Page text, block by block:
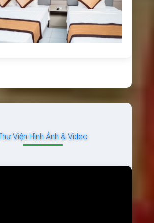
Viện Hình Ảnh & Video